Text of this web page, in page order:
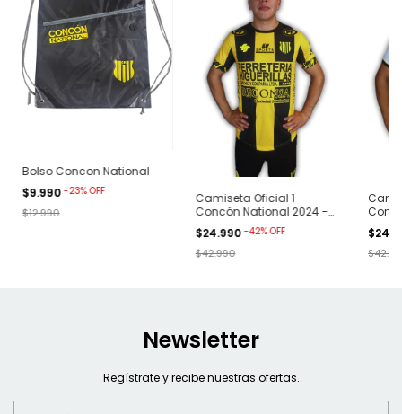
Bolso Concon National
$9.990-23%OFF
$12.990
Camiseta Oficial 1
Concón National 2024 -
Amarilla
$24.990-42%OFF
$42.990
Newsletter
Regístrate y recibe nuestras ofertas.